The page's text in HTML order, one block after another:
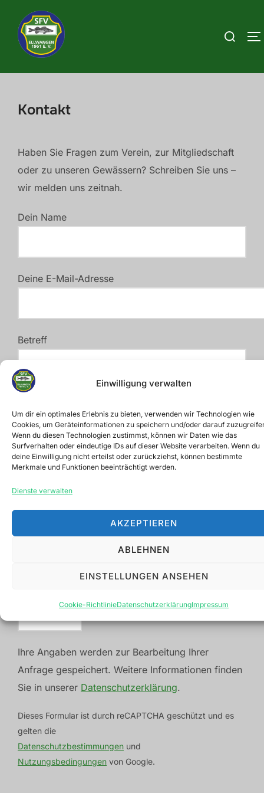
Einwilligung verwalten
Um dir ein optimales Erlebnis zu bieten, verwenden wir Technologien wie
Cookies, um Geräteinformationen zu speichern und/oder darauf
Wenn du diesen Technologien zustimmst, können wir Daten wie das
Surfverhalten oder eindeutige IDs auf dieser Website verarbeiten. Wenn du
deine Einwilligung nicht erteilst oder zurückziehst, können bestimmte
Merkmale und Funktionen beeinträchtigt werden.
Dienste verwalten
AKZEPTIEREN
ABLEHNEN
EINSTELLUNGEN ANSEHEN
Cookie-RichtlinieDatenschutzerklärungImpressum
Inhalt
springen
Suchen
Kontakt
Haben Sie Fragen zum Verein, zur Mitgliedschaft
oder zu unseren Gewässern? Schreiben Sie uns –
wir melden uns zeitnah.
Dein Name
Deine E-Mail-Adresse
Betreff
Ihre Angaben werden zur Bearbeitung Ihrer
Anfrage gespeichert. Weitere Informationen finden
Sie in unserer Datenschutzerklärung.
Dieses Formular ist durch reCAPTCHA geschützt und es
gelten die
Datenschutzbestimmungen und
Nutzungsbedingungen von Google.